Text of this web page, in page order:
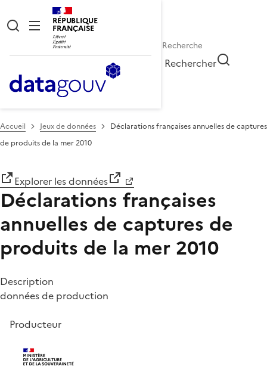
RÉPUBLIQUE
FRANÇAISE
Rechercher
Accueil Jeux de données
Déclarations françaises annuelles de captures
de produits de la mer 2010
Explorer les données
Déclarations françaises
annuelles de captures de
produits de la mer 2010
Description
données de production
Producteur